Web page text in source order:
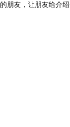
朋友，让朋友给介